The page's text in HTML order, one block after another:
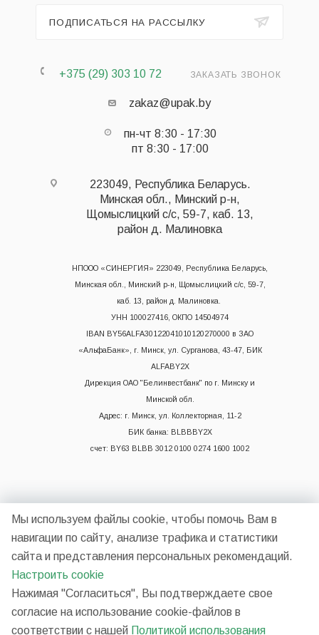
ПОДПИСАТЬСЯ НА РАССЫЛКУ
+375 (29) 303 10 72 ЗАКАЗАТЬ ЗВОНОК
zakaz@upak.by
пн-чт 8:30 - 17:30
пт 8:30 - 17:00
223049, Республика Беларусь.
Минская обл., Минский р-н,
Щомыслицкий с/с, 59-7, каб. 13,
район д. Малиновка
НПООО «СИНЕРГИЯ» 223049, Республика Беларусь,
Минская обл., Минский р-н, Щомыслицкий с/с, 59-7,
каб. 13, район д. Малиновка.
УНН 100027416, ОКПО 14504974
IBAN BY56ALFA30122041010120270000 в ЗАО
«АльфаБанк», г. Минск, ул. Сурганова, 43-47, БИК
ALFABY2X
Дирекция ОАО "Белинвестбанк" по г. Минску и
Минской обл.
Адрес: г. Минск, ул. Коллекторная, 11-2
БИК банка: BLBBBY2X
счет: BY63 BLBB 3012 0100 0274 1600 1002
2026 © НП ООО "Синергия"
Мы используем файлы cookie, чтобы помочь Вам в
навигации по сайту, анализе трафика и статистики
сайта и представления персональных рекомендаций.
Настроить cookie
Нажимая "Согласиться", Вы подтверждаете свое
согласие на использование cookie-файлов в
соответствии с нашей Политикой использования